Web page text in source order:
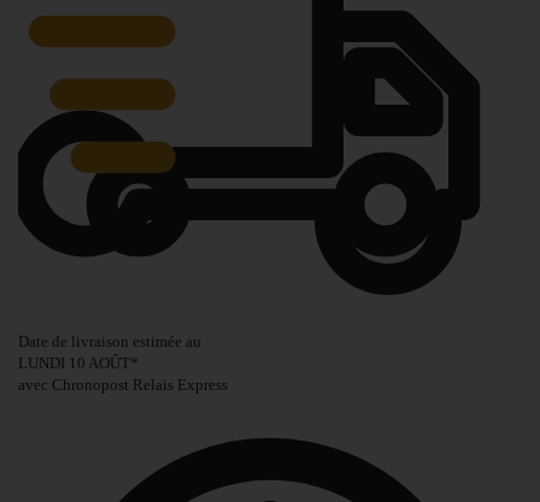
Date de livraison estimée au
LUNDI 10 AOÛT*
avec Chronopost Relais Express